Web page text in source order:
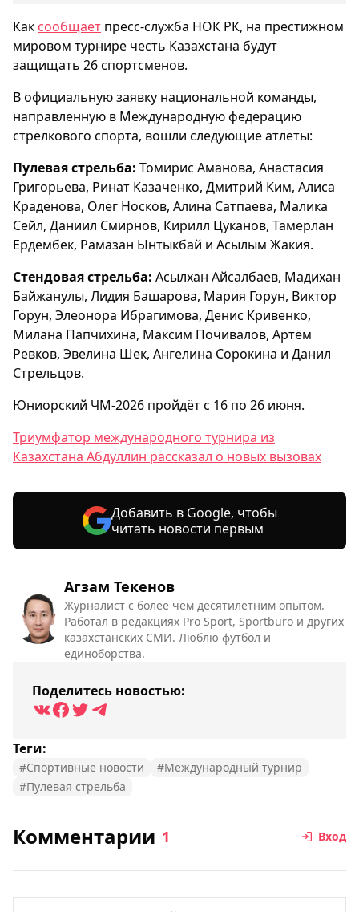
Агзам Текенов
Журналист с более чем десятилетним опытом.
Работал в редакциях Pro Sport, Sportburo и других
казахстанских СМИ. Люблю футбол и
единоборства.
Поделитесь новостью:
Теги:
#Спортивные новости
#Международный турнир
#Пулевая стрельба
Как сообщает пресс-служба НОК РК, на престижном
мировом турнире честь Казахстана будут
защищать 26 спортсменов.
В официальную заявку национальной команды,
направленную в Международную федерацию
стрелкового спорта, вошли следующие атлеты:
Пулевая стрельба: Томирис Аманова, Анастасия
Григорьева, Ринат Казаченко, Дмитрий Ким, Алиса
Краденова, Олег Носков, Алина Сатпаева, Малика
Сейл, Даниил Смирнов, Кирилл Цуканов, Тамерлан
Ердембек, Рамазан Ынтыкбай и Асылым Жакия.
Стендовая стрельба: Асылхан Айсалбаев, Мадихан
Байжанулы, Лидия Башарова, Мария Горун, Виктор
Горун, Элеонора Ибрагимова, Денис Кривенко,
Милана Папчихина, Максим Почивалов, Артём
Ревков, Эвелина Шек, Ангелина Сорокина и Данил
Стрельцов.
Юниорский ЧМ-2026 пройдёт с 16 по 26 июня.
Триумфатор международного турнира из
Казахстана Абдуллин рассказал о новых вызовах
Добавить в Google, чтобы
читать новости первым
Комментарии 1 Вход